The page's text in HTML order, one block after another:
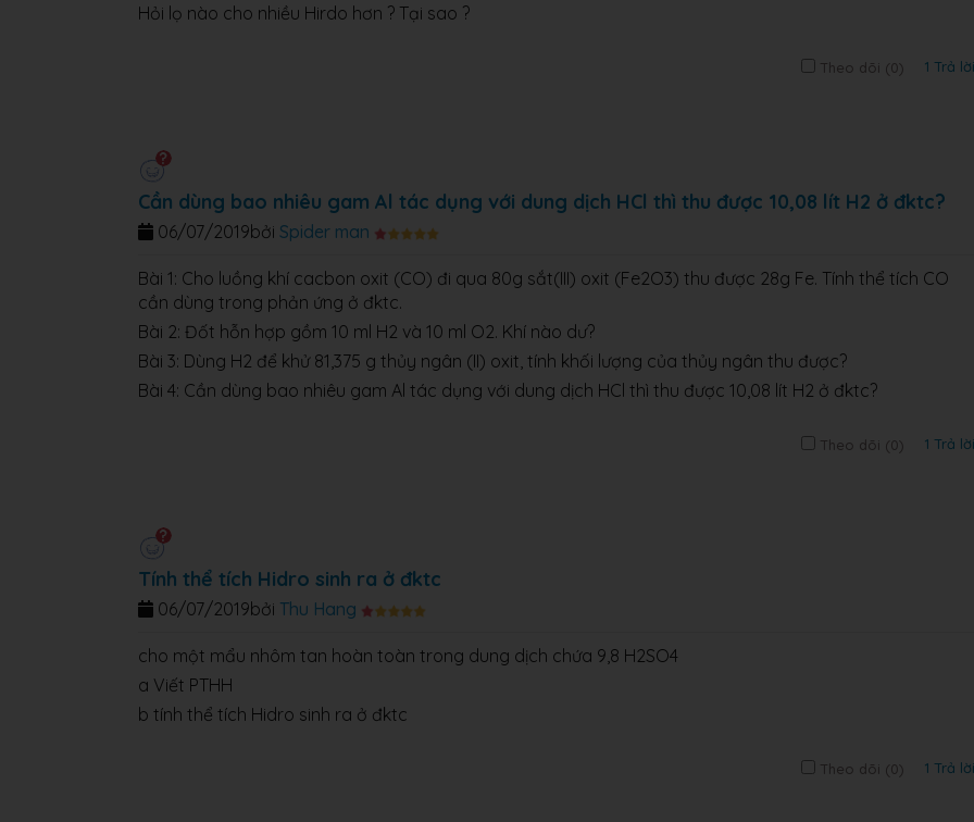
Hỏi lọ nào cho nhiều Hirdo hơn ? Tại sao ?
Theo dõi (0) 1 Trả lời
Cần dùng bao nhiêu gam Al tác dụng với dung dịch HCl thì thu được 10,08 lít H2 ở đktc?
bởi Spider man
06/07/2019
Bài 1: Cho luồng khí cacbon oxit (CO) đi qua 80g sắt(III) oxit (Fe2O3) thu được 28g Fe. Tính thể tích CO
cần dùng trong phản ứng ở đktc.
Bài 2: Đốt hỗn hợp gồm 10 ml H2 và 10 ml O2. Khí nào dư?
Bài 3: Dùng H2 để khử 81,375 g thủy ngân (II) oxit, tính khối lượng của thủy ngân thu được?
Bài 4: Cần dùng bao nhiêu gam Al tác dụng với dung dịch HCl thì thu được 10,08 lít H2 ở đktc?
Theo dõi (0) 1 Trả lời
Tính thể tích Hidro sinh ra ở đktc
bởi Thu Hang
06/07/2019
cho một mẩu nhôm tan hoàn toàn trong dung dịch chứa 9,8 H2SO4
a Viết PTHH
b tính thể tích Hidro sinh ra ở đktc
Theo dõi (0) 1 Trả lời